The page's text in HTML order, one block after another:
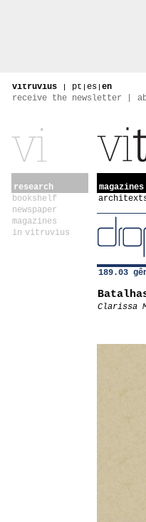
vitruvius | pt | es | en
receive the newsletter
research
bookshelf
newspaper
magazines
in vitruvius
magazines
189.03
Clarissa